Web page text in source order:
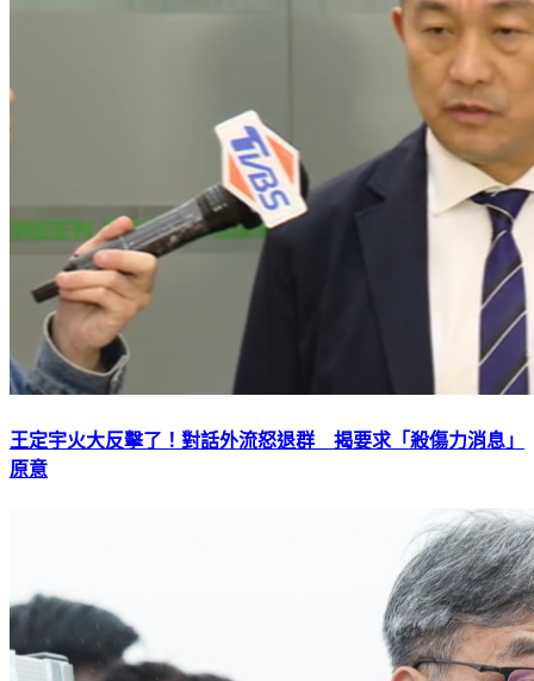
王定宇火大反擊了！對話外流怒退群 揭要求「殺傷力消息」
原意